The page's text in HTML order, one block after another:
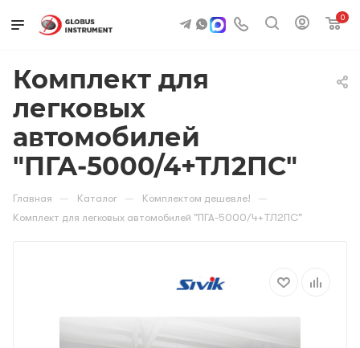
0
Комплект для
легковых
автомобилей
"ПГА-5000/4+ТЛ2ПС"
Главная — Каталог — Комплектом дешевле! —
Комплект для легковых автомобилей "ПГА-5000/4+ТЛ2ПС"